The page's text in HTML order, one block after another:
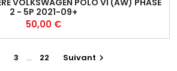
2 - 5P 2021-09+
Prix
50,00 €
3 … 22 Suivant 